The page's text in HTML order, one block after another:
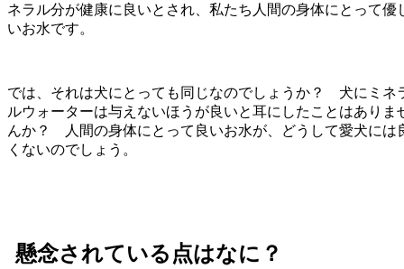
ネラル分が健康に良いとされ、私たち人間の身体にとって優
いお水です。
では、それは犬にとっても同じなのでしょうか？ 犬にミネ
ルウォーターは与えないほうが良いと耳にしたことはありま
んか？ 人間の身体にとって良いお水が、どうして愛犬には
くないのでしょう。
懸念されている点はなに？